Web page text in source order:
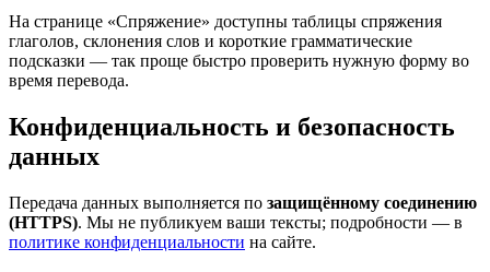
На странице «Спряжение» доступны таблицы спряжения
глаголов, склонения слов и короткие грамматические
подсказки — так проще быстро проверить нужную форму во
время перевода.
Конфиденциальность и безопасность
данных
Передача данных выполняется по защищённому соединению
(HTTPS). Мы не публикуем ваши тексты; подробности — в
политике конфиденциальности на сайте.